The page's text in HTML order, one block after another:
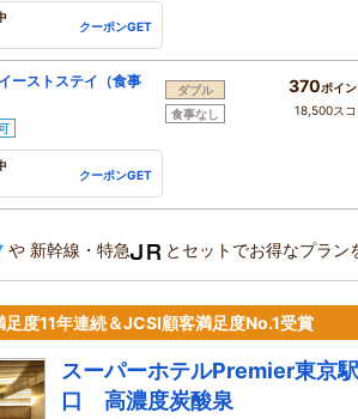
クーポンGET
ーストステイ（食事
クーポンGET
ダブル
食事なし
370ポイ
18,500ス
や 新幹線・特急 とセットでお得なプラン
度11年連続＆JCSI顧客満足度No.1受賞
スーパーホテルPremier東京
口 高濃度炭酸泉